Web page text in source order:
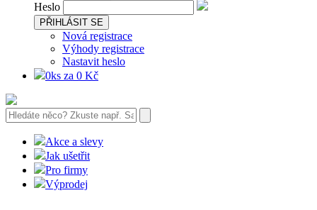
Heslo
PŘIHLÁSIT SE
Nová registrace
Výhody registrace
Nastavit heslo
0ks za 0 Kč
Akce a slevy
Jak ušetřit
Pro firmy
Výprodej